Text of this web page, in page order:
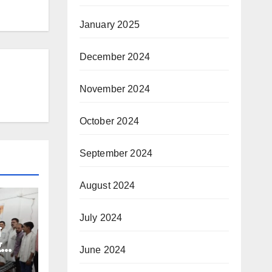
January 2025
December 2024
November 2024
October 2024
September 2024
August 2024
July 2024
June 2024